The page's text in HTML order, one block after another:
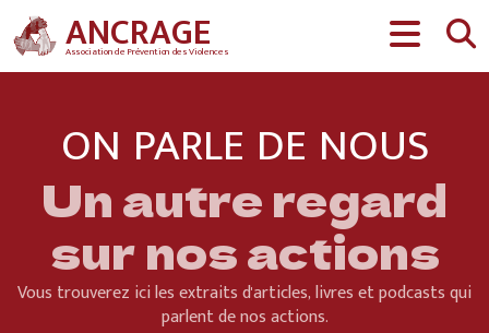
Aller au contenuANCRAGE
Association de Prévention des Violences
ON PARLE DE NOUS
Un autre regard
sur nos actions
Vous trouverez ici les extraits d'articles, livres et podcasts qui
parlent de nos actions.